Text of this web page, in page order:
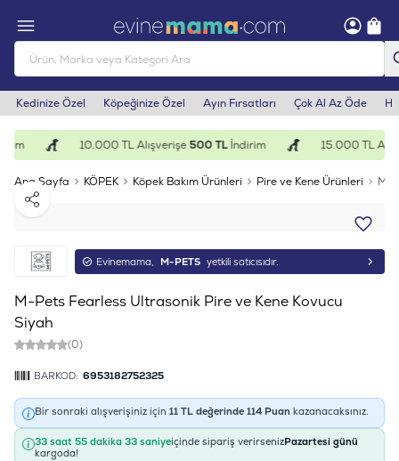
Kedinize Özel Köpeğinize Özel Ayın Fırsatları Çok Al Az Öde
10.000 TL Alışverişe500 TLİndirim 15.000 TL
Ana Sayfa KÖPEK Köpek Bakım Ürünleri Pire ve Kene Ürünleri
M-
Paylaş
Evinemama, M-PETS yetkili satıcısıdır.
M-Pets Fearless Ultrasonik Pire ve Kene Kovucu
Siyah
(0)
BARKOD: 6953182752325
Bir sonraki alışverişiniz için 11 TL değerinde 114 Puan kazanacaksınız.
33 saat 55 dakika 32 saniyeiçinde sipariş verirsenizPazartesi günü
kargoda!